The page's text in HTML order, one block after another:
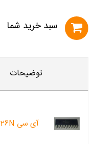
سبد خريد شما
توضیحات
آی سی SG3526N